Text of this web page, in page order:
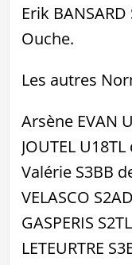
Erik
Ouche.
Les autres
Arsène EVAN
JOUTEL
Valérie S3BB
VELASCO
GASPERIS
LETEURTRE